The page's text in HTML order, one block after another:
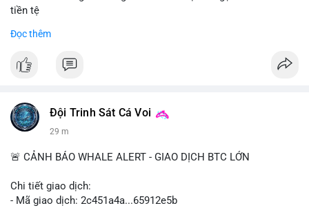
tiền tệ
📰 Nguồn: Cointelegraph
Đọc thêm
Đội Trinh Sát Cá Voi
29 m
🚨 CẢNH BÁO WHALE ALERT - GIAO DỊCH BTC LỚN
Chi tiết giao dịch:
- Mã giao dịch: 2c451a4a...65912e5b